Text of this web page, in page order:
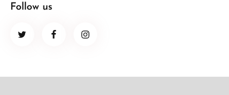
Follow us